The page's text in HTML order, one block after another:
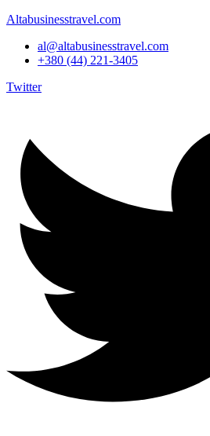
Altabusinesstravel.com
al@altabusinesstravel.com
+380 (44) 221-3405
Twitter